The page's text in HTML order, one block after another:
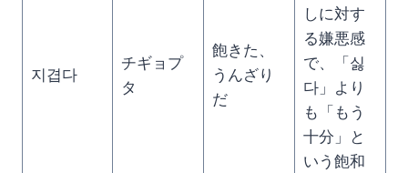
지겹다
チギョプ
タ
飽きた、
うんざり
だ
しに対す
る嫌悪感
で、「싫
다」より
も「もう
十分」と
いう飽和